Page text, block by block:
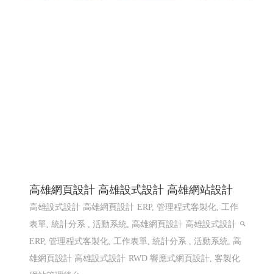
高雄網頁設計 高雄設式設計 高雄網站設計
高雄設式設計 高雄網頁設計 ERP, 管理程式客製化, 工作
表單, 統計分系 , 活動系統, 高雄網頁設計 高雄設式設計
ERP, 管理程式客製化, 工作表單, 統計分系 , 活動系統, 高
雄網頁設計 高雄設式設計 RWD 響應式網頁設計, 客製化